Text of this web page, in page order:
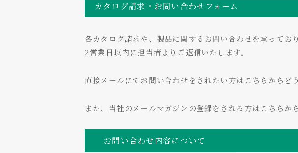
カタログ請求・お問い合わせフォーム
各カタログ請求や、製品に関するお問い合わせを承っており
2営業日以内に担当者よりご返信いたします。
直接メールにてお問い合わせをされたい方はこちらからど
また、当社のメールマガジンの登録をされる方はこちらか
お問い合わせ内容について